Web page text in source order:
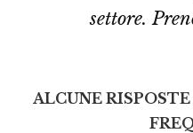
settore.
ALCUNE